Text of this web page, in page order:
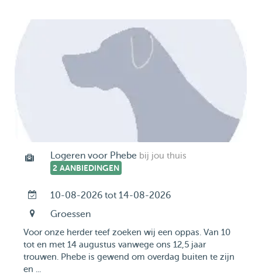
Logeren voor Phebe bij jou thuis
2 AANBIEDINGEN
10-08-2026 tot 14-08-2026
Groessen
Voor onze herder teef zoeken wij een oppas. Van 10
tot en met 14 augustus vanwege ons 12,5 jaar
trouwen. Phebe is gewend om overdag buiten te zijn
en ...